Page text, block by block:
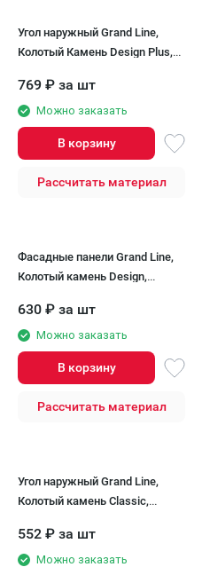
Угол наружный Grand Line,
Колотый Камень Design Plus,
769 ₽ за шт
Можно заказать
В корзину
Рассчитать материал
Фасадные панели Grand Line,
Колотый камень Design,
630 ₽ за шт
Можно заказать
В корзину
Рассчитать материал
Угол наружный Grand Line,
Колотый камень Classic,
552 ₽ за шт
Можно заказать